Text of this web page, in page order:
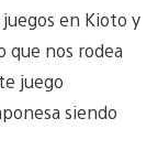
en Kioto y
que nos rodea
juego
siendo